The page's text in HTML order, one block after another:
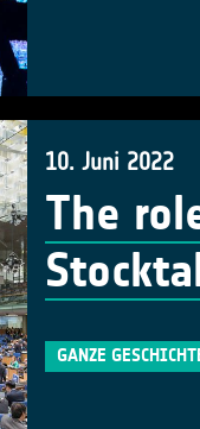
10. Juni 2022
The
GANZE